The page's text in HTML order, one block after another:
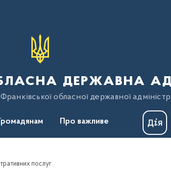
державна
обласної державної
Про важливе
послуг